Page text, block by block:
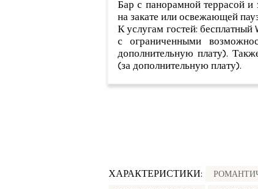
Бар с панорамной террасой и
на закате или освежающей
К услугам гостей: бесплатный
с ограниченными
дополнительную плату).
(за дополнительную плату).
ХАРАКТЕРИСТИКИ: